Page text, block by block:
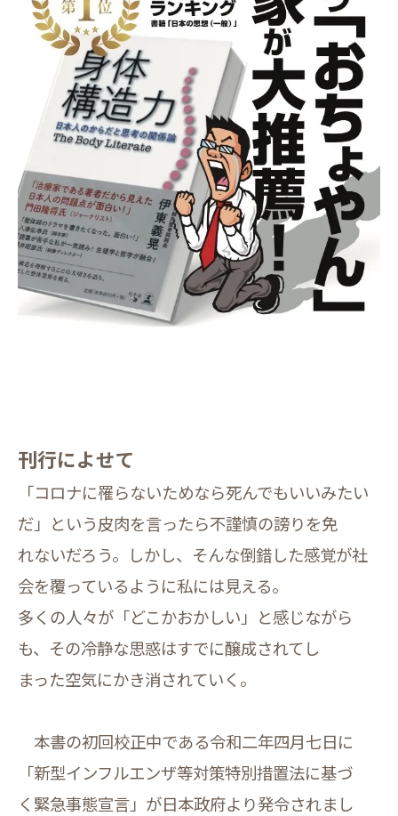
刊行によせて
「コロナに罹らないためなら死んでもいいみたい
だ」という皮肉を言ったら不謹慎の謗りを免
れないだろう。しかし、そんな倒錯した感覚が社
会を覆っているように私には見える。
多くの人々が「どこかおかしい」と感じながら
も、その冷静な思惑はすでに醸成されてし
まった空気にかき消されていく。
本書の初回校正中である令和二年四月七日に
「新型インフルエンザ等対策特別措置法に基づ
く緊急事態宣言」が日本政府より発令されまし